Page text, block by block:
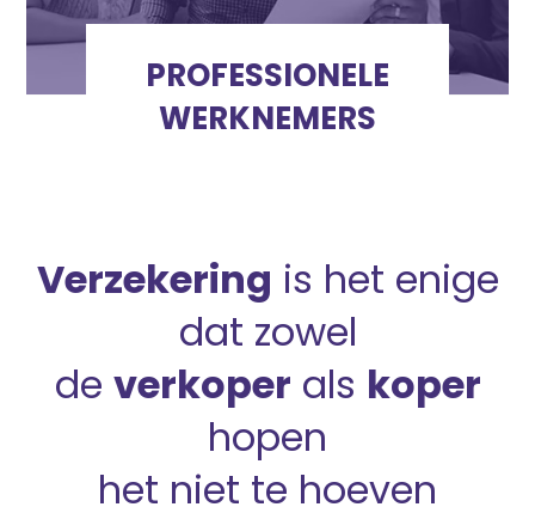
PROFESSIONELE
WERKNEMERS
Verzekering is het enige
dat zowel
de verkoper als koper
hopen
het niet te hoeven